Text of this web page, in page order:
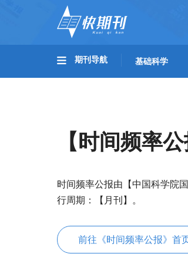
期刊导航 基础科学
【时间频率
时间频率公报由【中国科学院
行周期：【月刊】。
前往《时间频率公报》首